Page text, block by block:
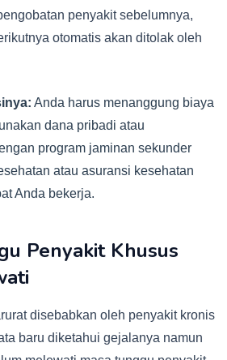
penyakit sebelumnya,
otomatis akan ditolak oleh
Anda harus menanggung biaya
dana pribadi atau
program jaminan sekunder
atau asuransi kesehatan
Anda bekerja.
Penyakit Khusus
disebabkan oleh penyakit kronis
baru diketahui gejalanya namun